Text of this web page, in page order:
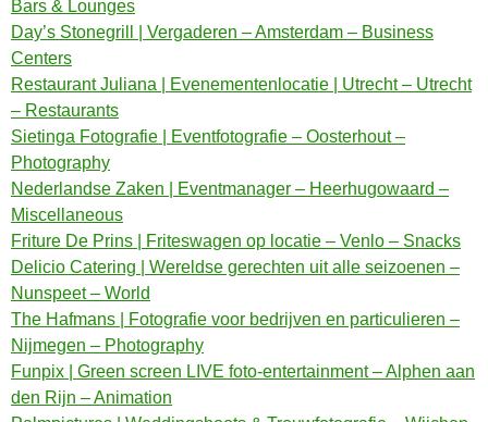
Bars & Lounges
Day’s Stonegrill | Vergaderen – Amsterdam – Business
Centers
Restaurant Juliana | Evenementenlocatie | Utrecht – Utrecht
– Restaurants
Sietinga Fotografie | Eventfotografie – Oosterhout –
Photography
Nederlandse Zaken | Eventmanager – Heerhugowaard –
Miscellaneous
Friture De Prins | Friteswagen op locatie – Venlo – Snacks
Delicio Catering | Wereldse gerechten uit alle seizoenen –
Nunspeet – World
The Hafmans | Fotografie voor bedrijven en particulieren –
Nijmegen – Photography
Funpix | Green screen LIVE foto-entertainment – Alphen aan
den Rijn – Animation